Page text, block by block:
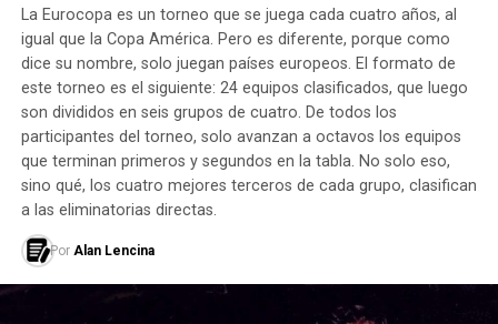
La Eurocopa es un torneo que se juega cada cuatro años, al
igual que la Copa América. Pero es diferente, porque como
dice su nombre, solo juegan países europeos. El formato de
este torneo es el siguiente: 24 equipos clasificados, que luego
son divididos en seis grupos de cuatro. De todos los
participantes del torneo, solo avanzan a octavos los equipos
que terminan primeros y segundos en la tabla. No solo eso,
sino qué, los cuatro mejores terceros de cada grupo, clasifican
a las eliminatorias directas.
Por Alan Lencina